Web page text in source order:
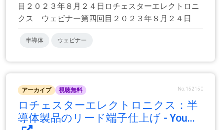
目２０２３年８月２４日ロチェスターエレクトロニ
クス ウェビナー第四回目２０２３年８月２４日
半導体 ウェビナー
アーカイブ 視聴無料 No.152150
ロチェスターエレクトロニクス：半
導体製品のリード端子仕上げ - You...